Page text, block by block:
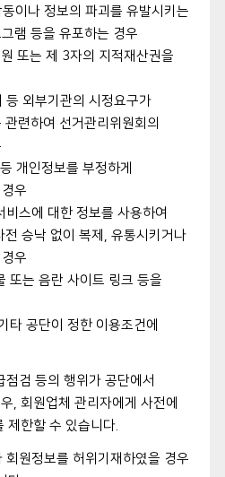
이나 정보의 파괴를 유발시키는
램 등을 유포하는 경우
또는 제 3자의 지적재산권을
등 외부기관의 시정요구가
련하여 선거관리위원회의
개인정보를 부정하게
우
스에 대한 정보를 사용하여
전 승낙 없이 복제, 유통시키거나
우
또는 음란 사이트 링크 등을
타 공단이 정한 이용조건에
검 등의 행위가 공단에서
, 회원업체 관리자에게 사전에
제한할 수 있습니다.
원정보를 허위기재하였을 경우